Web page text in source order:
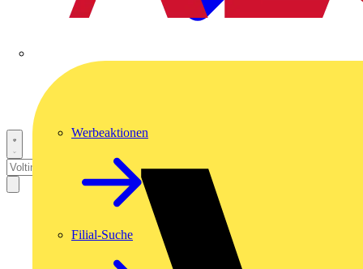
Werbeaktionen
Filial-Suche